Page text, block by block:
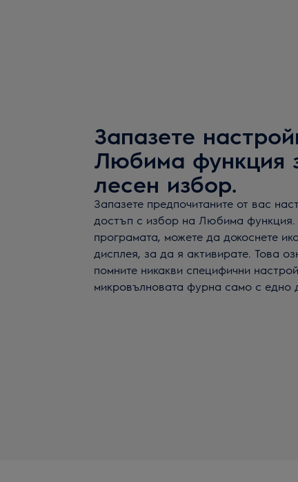
Запазете
Любима функция
лесен избор.
Запазете предпочитаните от вас
достъп с избор на Любима функция.
програмата, можете да докоснете
дисплея, за да я активирате. Това
помните никакви специфични
микровълновата фурна само с едно